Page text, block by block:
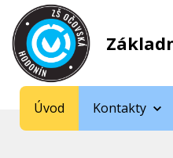
Úvod Kontakty